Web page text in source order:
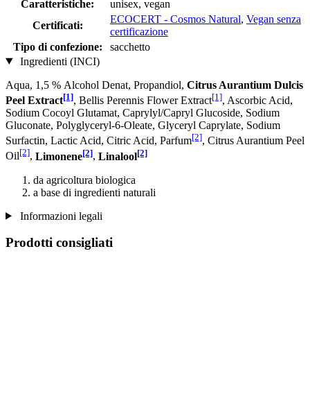
Caratteristiche:
unisex, vegan
Certificati:
ECOCERT - Cosmos Natural, Vegan senza
certificazione
Tipo di confezione:
sacchetto
Ingredienti (INCI)
Aqua, 1,5 % Alcohol Denat, Propandiol, Citrus Aurantium Dulcis
Peel Extract[1], Bellis Perennis Flower Extract[1], Ascorbic Acid,
Sodium Cocoyl Glutamat, Caprylyl/Capryl Glucoside, Sodium
Gluconate, Polyglyceryl-6-Oleate, Glyceryl Caprylate, Sodium
Surfactin, Lactic Acid, Citric Acid, Parfum[2], Citrus Aurantium Peel
Oil[2], Limonene[2], Linalool[2]
da agricoltura biologica
a base di ingredienti naturali
Informazioni legali
Prodotti consigliati